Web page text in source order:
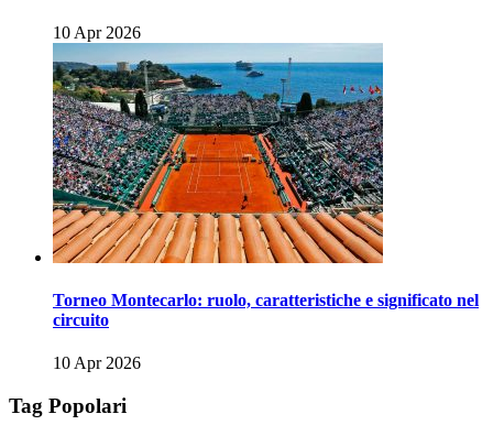
10 Apr 2026
Torneo Montecarlo: ruolo, caratteristiche e significato nel
circuito
10 Apr 2026
Tag Popolari